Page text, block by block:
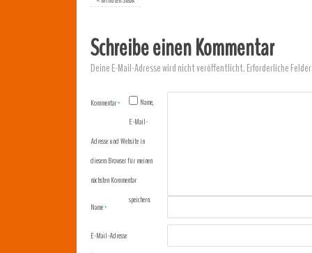
Schreibe einen Kommentar
Deine E-Mail-Adresse wird nicht veröffentlicht.Erforderliche
Kommentar*
Name*
E-Mail-Adresse
Name,
E-Mail-
Adresse und Website in
diesem Browser für meinen
nächsten Kommentar
speichern.